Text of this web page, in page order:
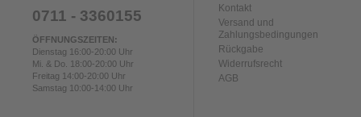
0711 - 3360155
ÖFFNUNGSZEITEN:
Dienstag 16:00-20:00 Uhr
Mi. & Do. 18:00-20:00 Uhr
Freitag 14:00-20:00 Uhr
Samstag 10:00-14:00 Uhr
Kontakt
Versand und
Zahlungsbedingungen
Rückgabe
Widerrufsrecht
AGB